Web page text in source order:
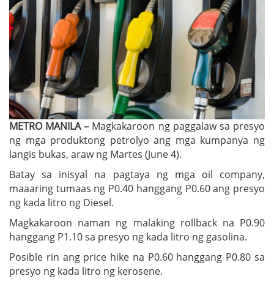
METRO MANILA – Magkakaroon ng paggalaw sa presyo
ng mga produktong petrolyo ang mga kumpanya ng
langis bukas, araw ng Martes (June 4).
Batay sa inisyal na pagtaya ng mga oil company,
maaaring tumaas ng P0.40 hanggang P0.60 ang presyo
ng kada litro ng Diesel.
Magkakaroon naman ng malaking rollback na P0.90
hanggang P1.10 sa presyo ng kada litro ng gasolina.
Posible rin ang price hike na P0.60 hanggang P0.80 sa
presyo ng kada litro ng kerosene.